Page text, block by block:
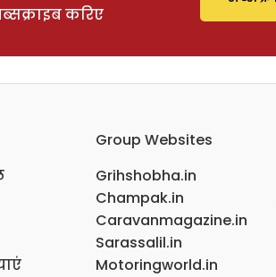
करिए
Group Websites
Grihshobha.in
Champak.in
Caravanmagazine.in
Sarassalil.in
Motoringworld.in